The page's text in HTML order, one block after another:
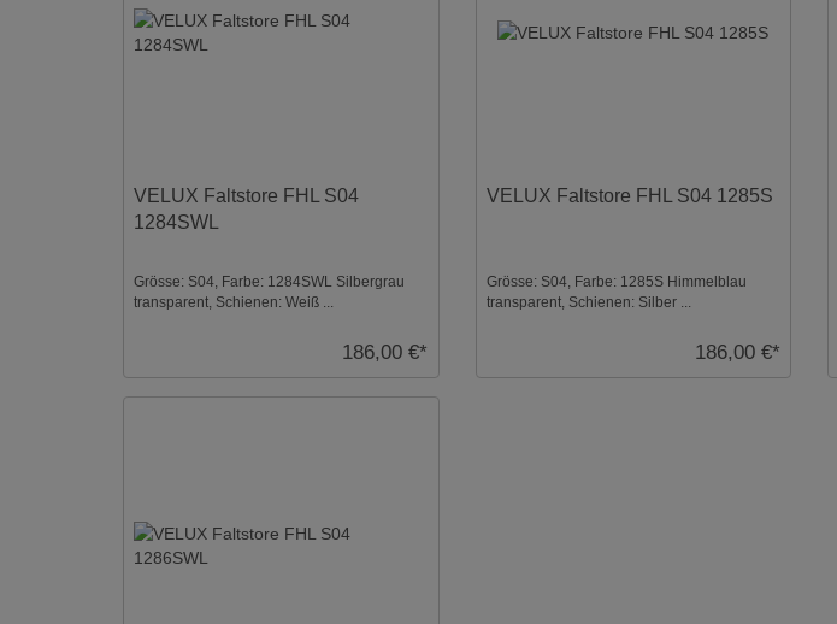
VELUX Faltstore FHL S04
1284SWL
Grösse: S04, Farbe: 1284SWL Silbergrau
transparent, Schienen: Weiß ...
186,00 €*
VELUX Faltstore FHL S04 1285S
Grösse: S04, Farbe: 1285S Himmelblau
transparent, Schienen: Silber ...
186,00 €*